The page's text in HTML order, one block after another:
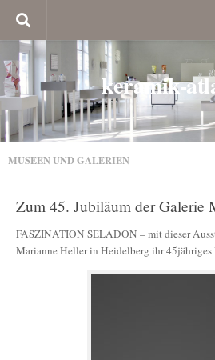
keramik-
MUSEEN UND GALERIEN
Zum 45. Jubiläum der Galerie
FASZINATION SELADON – mit dieser
Marianne Heller in Heidelberg ihr 45jähriges